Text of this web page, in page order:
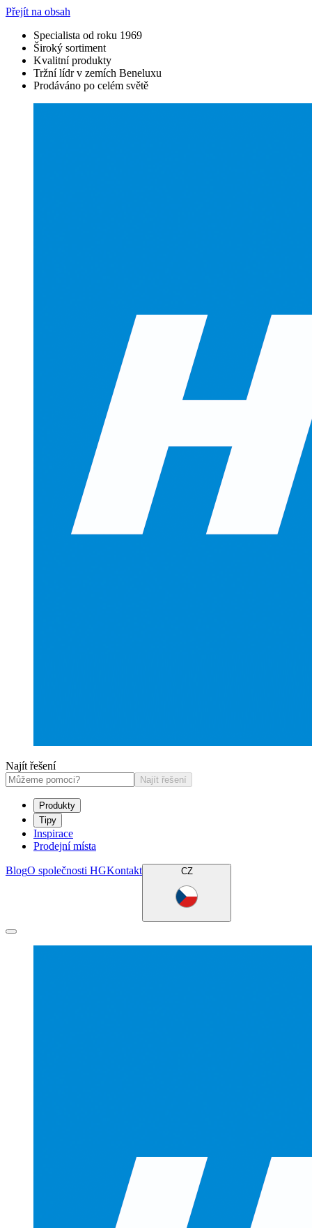
Přejít na obsah
Specialista od roku 1969
Široký sortiment
Kvalitní produkty
Tržní lídr v zemích Beneluxu
Prodáváno po celém světě
Najít řešení
Najít řešení
Produkty
Tipy
Inspirace
Prodejní místa
BlogO společnosti HGKontakt CZ